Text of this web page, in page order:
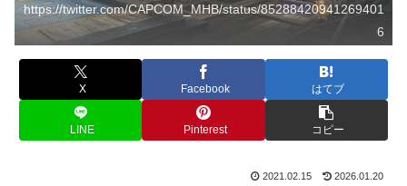
https://twitter.com/CAPCOM_MHB/status/85288420941269401
6
X Facebook はてブ
LINE Pinterest コピー
2021.02.15 2026.01.20